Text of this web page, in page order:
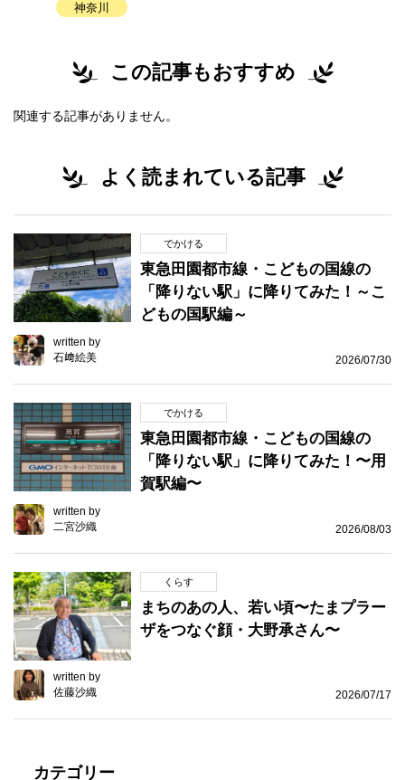
神奈川
この記事もおすすめ
関連する記事がありません。
よく読まれている記事
でかける
東急田園都市線・こどもの国線の
「降りない駅」に降りてみた！～こ
どもの国駅編～
written by
石﨑絵美
2026/07/30
でかける
東急田園都市線・こどもの国線の
「降りない駅」に降りてみた！〜用
賀駅編〜
written by
二宮沙織
2026/08/03
くらす
まちのあの人、若い頃〜たまプラー
ザをつなぐ顔・大野承さん〜
written by
佐藤沙織
2026/07/17
カテゴリー